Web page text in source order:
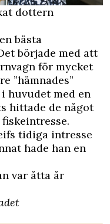
dottern
bästa
började med att
för mycket
”hämnades”
huvudet med en
hittade de något
tidiga intresse
hade han en
var åtta år